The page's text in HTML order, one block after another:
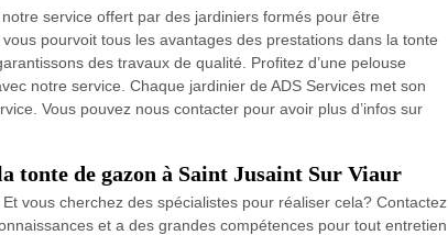
service offert par des jardiniers formés pour être
pourvoit tous les avantages des prestations dans la tonte
des travaux de qualité. Profitez d’une pelouse
notre service. Chaque jardinier de ADS Services met son
Vous pouvez nous contacter pour avoir plus d’infos sur
tonte de gazon à Saint Jusaint Sur Viaur
vous cherchez des spécialistes pour réaliser cela? Contactez
et a des grandes compétences pour tout entretien